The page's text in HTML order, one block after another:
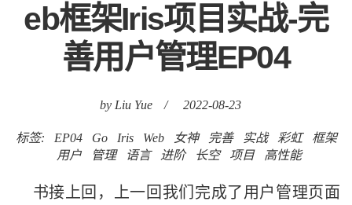
eb框架Iris项目实战-完
善用户管理EP04
by Liu Yue / 2022-08-23
标签: EP04 Go Iris Web 女神 完善 实战 彩虹
框架
用户
管理 语言 进阶 长空 项目 高性能
书接上回，上一回我们完成了用户管理页面